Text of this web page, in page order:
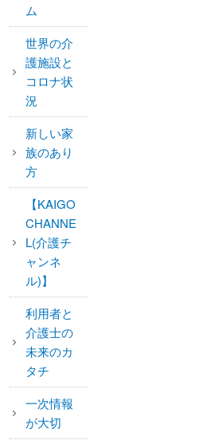
ム
世界の介
護施設と
コロナ状
況
新しい家
族のあり
方
【KAIGO
CHANNE
L(介護チ
ャンネ
ル)】
利用者と
介護士の
未来のカ
タチ
一次情報
が大切